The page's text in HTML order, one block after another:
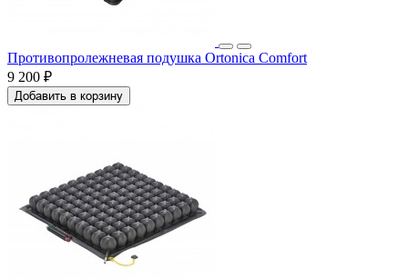
Противопролежневая подушка Ortonica Comfort
9 200 ₽
Добавить в корзину